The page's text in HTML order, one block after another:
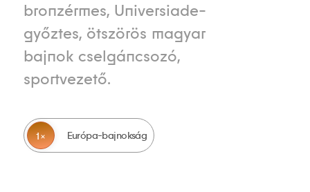
bronzérmes, Universiade-
győztes, ötszörös magyar
bajnok cselgáncsozó,
sportvezető.
1 Európa-bajnokság